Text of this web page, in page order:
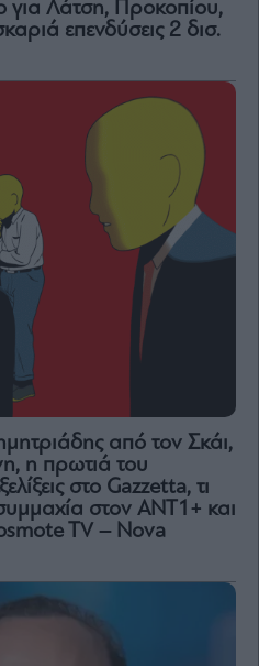
για Λάτση, Προκοπίου,
επενδύσεις 2 δισ.
από τον Σκάι,
η πρωτιά του
στο Gazzetta, τι
στον ΑΝΤ1+ και
TV – Nova